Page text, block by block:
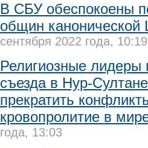
В СБУ обеспокоены
общин
сентября 2022 года, 10:19
Религиозные лидеры
съезда в Нур-
прекратить
кровопролитие в
года, 13:03